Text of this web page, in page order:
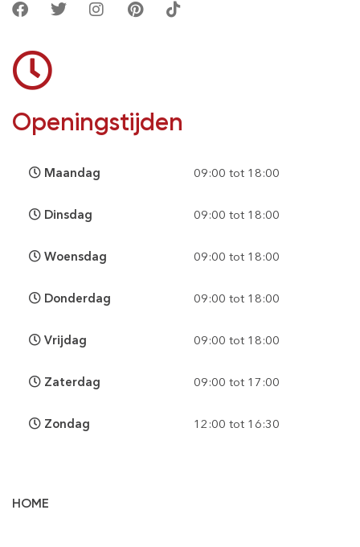
HOME
Openingstijden
Maandag 09:00 tot 18:00
Dinsdag 09:00 tot 18:00
Woensdag 09:00 tot 18:00
Donderdag 09:00 tot 18:00
Vrijdag 09:00 tot 18:00
Zaterdag 09:00 tot 17:00
Zondag 12:00 tot 16:30